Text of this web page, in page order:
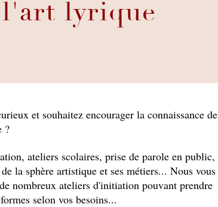
l'art lyrique
et souhaitez encourager la connaissance de
?
ateliers scolaires, prise de parole en public,
la sphère artistique et ses métiers... Nous vous
nombreux ateliers d'initiation pouvant prendre
selon vos besoins...